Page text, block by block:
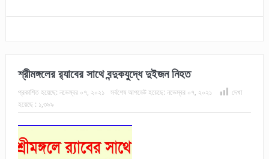
শ্রীমঙ্গলের র‌্যাবের সাথে বন্দুকযুদ্ধে দুইজন নিহত
প্রকাশিত হয়েছে: নভেম্বর ০৭, ২০২১ সর্বশেষ আপডেট হয়েছে: নভেম্বর ০৭, ২০২১
দেখা
হয়েছে : ১,৩৯৯